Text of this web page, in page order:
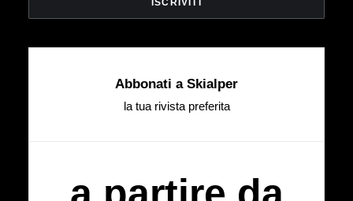
Abbonati a Skialper
la tua rivista preferita